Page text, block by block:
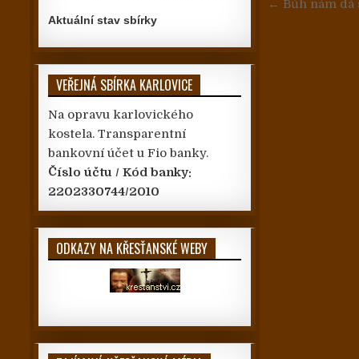
← Bůh nám
Aktuální stav sbírky
VEŘEJNÁ SBÍRKA KARLOVICE
Na opravu karlovického
kostela. Transparentní
bankovní účet u Fio banky.
Číslo účtu / Kód banky:
2202330744/2010
ODKAZY NA KŘESŤANSKÉ WEBY